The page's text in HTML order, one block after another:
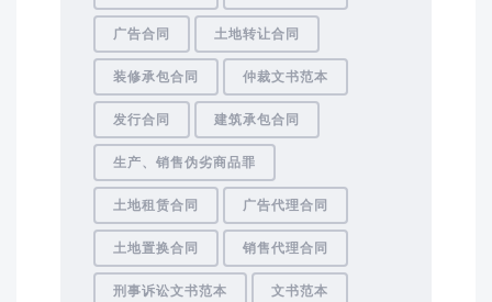
广告合同 土地转让合同
装修承包合同 仲裁文书范本
发行合同 建筑承包合同
生产、销售伪劣商品罪
土地租赁合同 广告代理合同
土地置换合同 销售代理合同
刑事诉讼文书范本 文书范本